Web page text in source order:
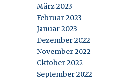
März 2023
Februar 2023
Januar 2023
Dezember 2022
November 2022
Oktober 2022
September 2022